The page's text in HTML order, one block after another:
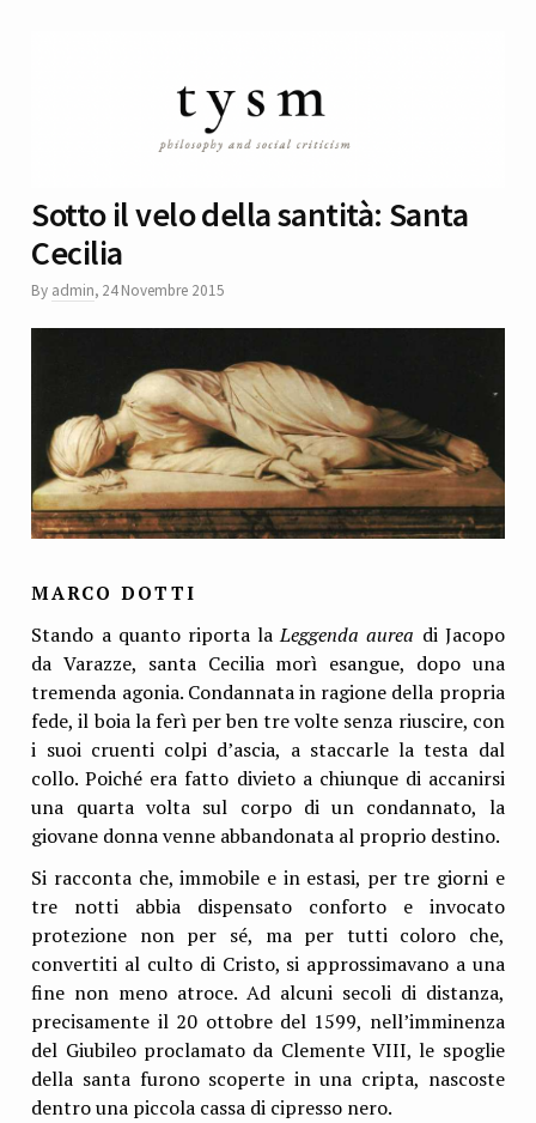
Sotto il velo della santità: Santa
Cecilia
By admin, 24 Novembre 2015
MARCO DOTTI
Stando a quanto riporta laLeggenda aurea di Jacopo
da Varazze, santa Cecilia morì esangue, dopo una
tremenda agonia. Condannata in ragione della propria
fede, il boia la ferì per ben tre volte senza riuscire, con
i suoi cruenti colpi d’ascia, a staccarle la testa dal
collo. Poiché era fatto divieto a chiunque di accanirsi
una quarta volta sul corpo di un condannato, la
giovane donna venne abbandonata al proprio destino.
Si racconta che, immobile e in estasi, per tre giorni e
tre notti abbia dispensato conforto e invocato
protezione non per sé, ma per tutti coloro che,
convertiti al culto di Cristo, si approssimavano a una
fine non meno atroce. Ad alcuni secoli di distanza,
precisamente il 20 ottobre del 1599, nell’imminenza
del Giubileo proclamato da Clemente VIII, le spoglie
della santa furono scoperte in una cripta, nascoste
dentro una piccola cassa di cipresso nero.